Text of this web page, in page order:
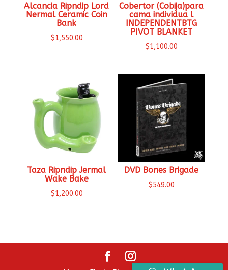
Alcancia Ripndip Lord
Nermal Ceramic Coin
Bank
$1,550.00
Cobertor (Cobija)para
cama individua l
INDEPENDENTBTG
PIVOT BLANKET
$1,100.00
Taza Ripndip Jermal
Wake Bake
$1,200.00
DVD Bones Brigade
$549.00